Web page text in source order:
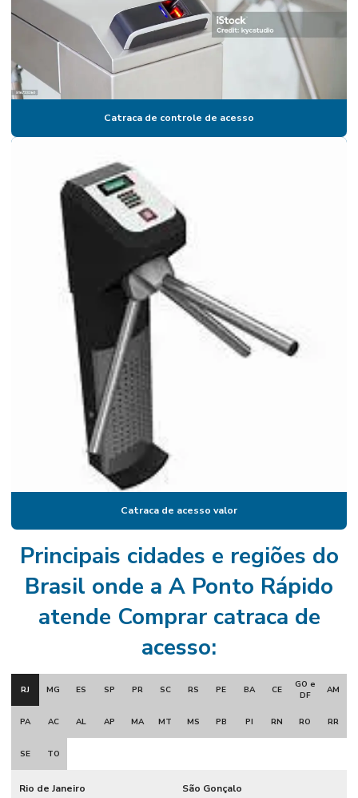
Catraca coletora de comandas
Catraca de comanda
Catraca comanda eletrônica
Catraca de controle de acesso
Catraca digital biométrica
Catraca eletrônica
Catraca eletronica academia
Catraca eletrônica com biometria
Catraca eletrônica biométrica
Catraca eletrônica para escola
Catraca eletrônica para padaria
Catraca eletrônica preço
Catraca eletronica para restaurante
Catraca expedidora
Catraca expedidora de cartões
Catraca expedidora de comanda
Catraca expedidora de comanda henry
Catraca face id
Catraca facial
Catraca fechamento
Catraca de inox
Catraca com leitor biométrico
Catraca leitor facial duplo
Catraca com leitor qr code
Catraca de controle de acesso
Catraca de acesso valor
Principais cidades e regiões do
Brasil onde a A Ponto Rápido
atende Comprar catraca de
acesso:
RJ MG ES SP PR SC RS PE BA CE
GO e
DF
AM
PA AC AL AP MA MT MS PB PI RN RO RR
SE TO
Rio de Janeiro São Gonçalo